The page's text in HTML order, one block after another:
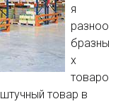
я
разноо
бразны
х
товаро
товар в